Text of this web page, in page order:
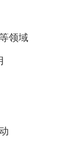
领域